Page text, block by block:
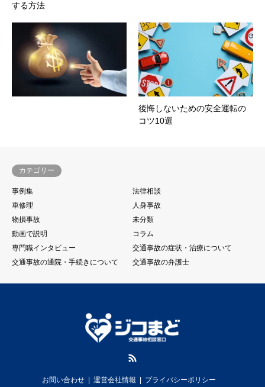
する方法
後悔しないための安全運転の
コツ10選
カテゴリー
事例集
法律相談
車修理
人身事故
物損事故
未分類
動画で説明
コラム
専門職インタビュー
交通事故の症状・治療について
交通事故の通院・手続きについて
交通事故の弁護士
お問い合わせ 運営会社情報 プライバシーポリシー